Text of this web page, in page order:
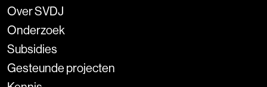
Over SVDJ
Onderzoek
Subsidies
Gesteunde projecten